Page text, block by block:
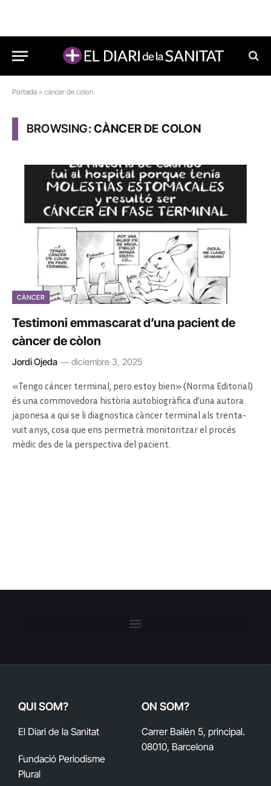
Portada » càncer de colon
BROWSING:CÀNCER DE COLON
CÀNCER
Testimoni emmascarat d’una pacient de
càncer de còlon
Jordi Ojeda diciembre 3, 2025
«Tengo cáncer terminal, pero estoy bien» (Norma Editorial)
és una commovedora història autobiogràfica d’una autora
japonesa a qui se li diagnostica càncer terminal als trenta-
vuit anys, cosa que ens permetrà monitoritzar el procés
mèdic des de la perspectiva del pacient.
QUI SOM?
El Diari de la Sanitat
Fundació Periodisme
Plural
ON SOM?
Carrer Bailén 5, principal.
08010, Barcelona